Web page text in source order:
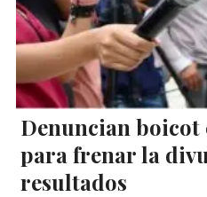
Denuncian
para frenar la
resultados